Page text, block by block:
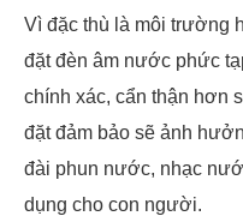
Vì đặc thù là môi trường
đặt đèn âm nước phức
chính xác, cẩn thận hơn
đặt đảm bảo sẽ ảnh
đài phun nước, nhạc
dụng cho con người.